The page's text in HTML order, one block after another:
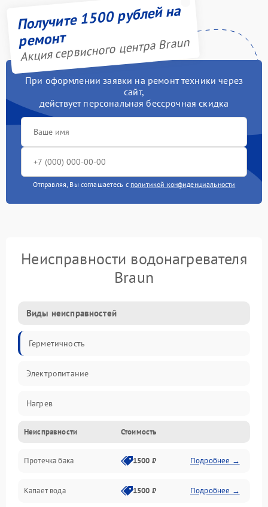
Получите 1500 рублей на
ремонт
Акция сервисного центра Braun
При оформлении заявки на ремонт техники через
сайт,
действует персональная бессрочная скидка
Отправляя, Вы соглашаетесь с политикой конфиденциальности
Неисправности водонагревателя
Braun
Виды неисправностей
Герметичность
Электропитание
Нагрев
Датчики
Механика
Неисправности Стоимость
Протечка бака 1500 ₽ Подробнее →
Капает вода 1500 ₽ Подробнее →